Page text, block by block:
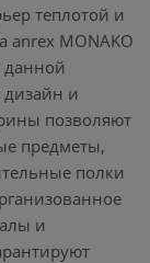
теплотой и
anrex MONAKO
данной
и
позволяют
предметы,
полки
и